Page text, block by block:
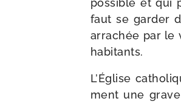
pos­sible et qui
faut se gar­der
arra­chée par le
habitants.
L’Église
ment une